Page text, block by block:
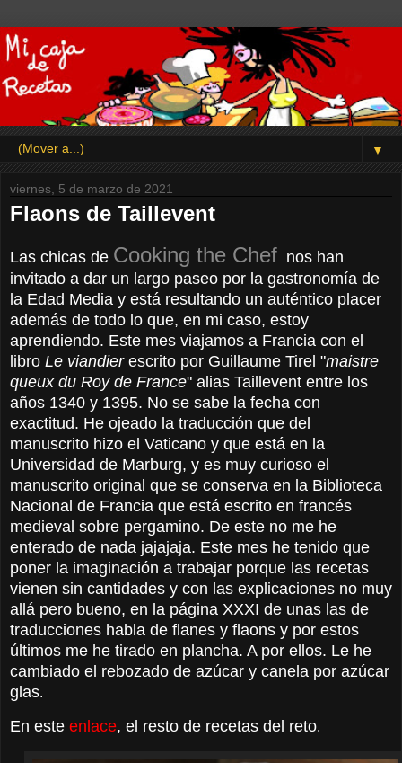
▼
viernes, 5 de marzo de 2021
Flaons de Taillevent
Las chicas de Cooking the Chef nos han
invitado a dar un largo paseo por la gastronomía de
la Edad Media y está resultando un auténtico placer
además de todo lo que, en mi caso, estoy
aprendiendo. Este mes viajamos a Francia con el
libro Le viandierescrito por Guillaume Tirel "maistre
queux du Roy de France" alias Taillevent entre los
años 1340 y 1395. No se sabe la fecha con
exactitud. He ojeado la traducción que del
manuscrito hizo el Vaticano y que está en la
Universidad de Marburg, y es muy curioso el
manuscrito original que se conserva en la Biblioteca
Nacional de Francia que está escrito en francés
medieval sobre pergamino. De este no me he
enterado de nada jajajaja. Este mes he tenido que
poner la imaginación a trabajar porque las recetas
vienen sin cantidades y con las explicaciones no muy
allá pero bueno, en la página XXXI de unas las de
traducciones habla de flanes y flaons y por estos
últimos me he tirado en plancha. A por ellos. Le he
cambiado el rebozado de azúcar y canela por azúcar
glas.
En este enlace, el resto de recetas del reto.